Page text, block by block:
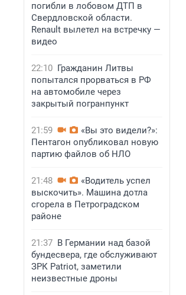
погибли в лобовом ДТП в
Свердловской области.
Renault вылетел на встречку —
видео
22:10 Гражданин Литвы
попытался прорваться в РФ
на автомобиле через
закрытый погранпункт
21:59
«Вы это видели?»:
Пентагон опубликовал новую
партию файлов об НЛО
21:48
«Водитель успел
выскочить». Машина дотла
сгорела в Петроградском
районе
21:37 В Германии над базой
бундесвера, где обслуживают
ЗРК Patriot, заметили
неизвестные дроны